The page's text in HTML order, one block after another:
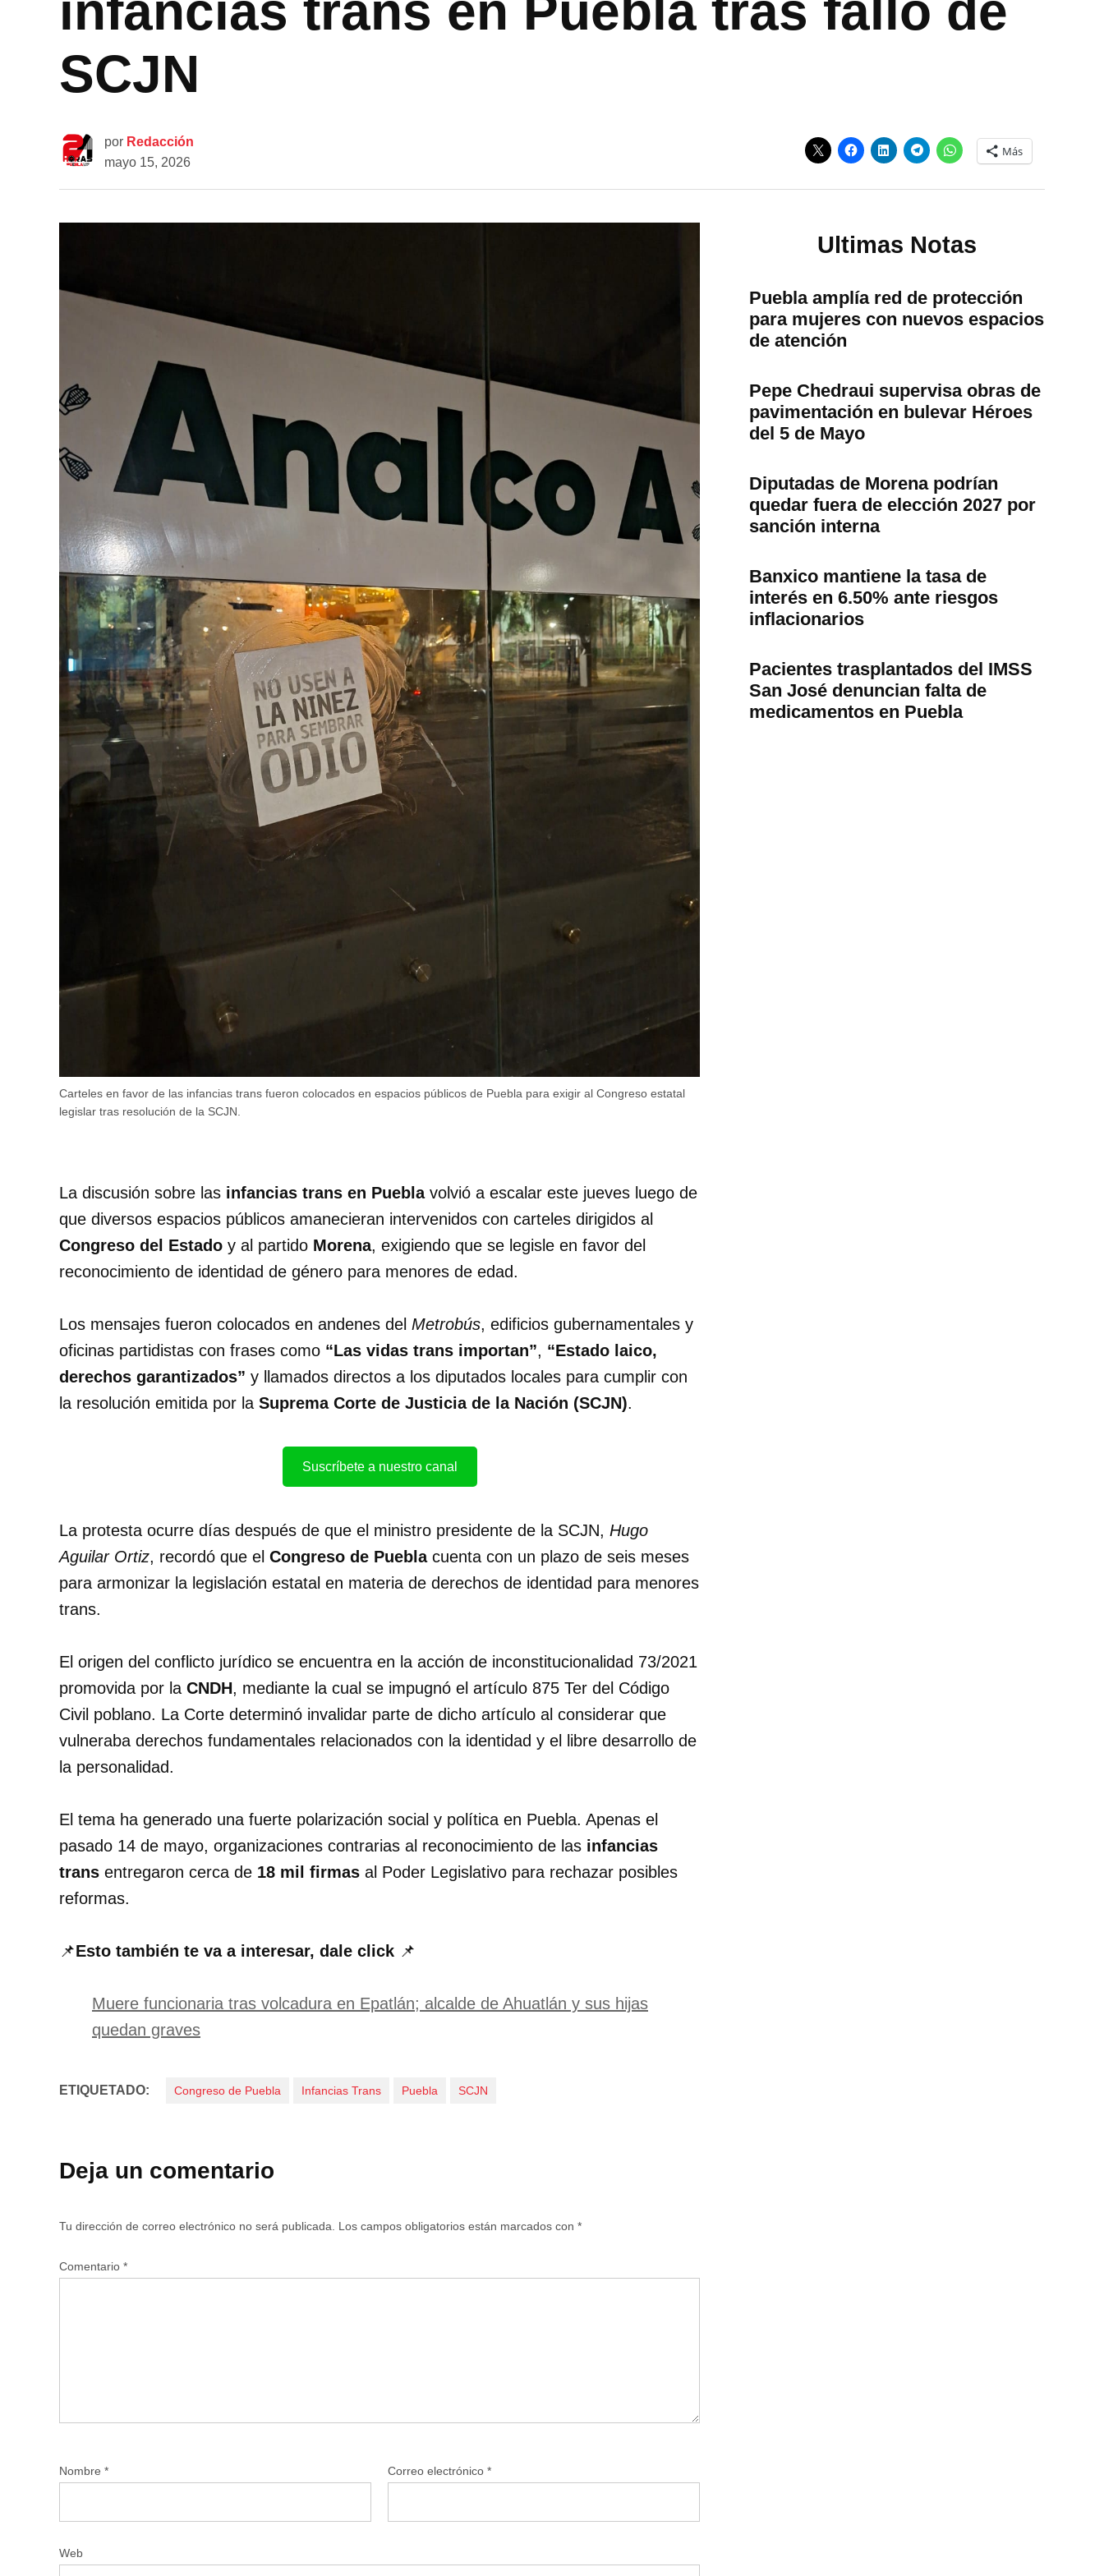
SCJN
por Redacción
mayo 15, 2026
Más
Carteles en favor de las infancias trans fueron colocados en espacios públicos de Puebla para exigir al Congreso estatal
legislar tras resolución de la SCJN.
La discusión sobre las infancias trans en Pueblavolvió a escalar este jueves luego de
que diversos espacios públicos amanecieran intervenidos con carteles dirigidos al
Congreso del Estado y al partido Morena, exigiendo que se legisle en favor del
reconocimiento de identidad de género para menores de edad.
Los mensajes fueron colocados en andenes del Metrobús, edificios gubernamentales y
oficinas partidistas con frases como “Las vidas trans importan”, “Estado laico,
derechos garantizados” y llamados directos a los diputados locales para cumplir con
la resolución emitida por la Suprema Corte de Justicia de la Nación (SCJN).
Suscríbete a nuestro canal
La protesta ocurre días después de que el ministro presidente de la SCJN, Hugo
Aguilar Ortiz, recordó que el Congreso de Pueblacuenta con un plazo de seis meses
para armonizar la legislación estatal en materia de derechos de identidad para menores
trans.
El origen del conflicto jurídico se encuentra en la acción de inconstitucionalidad 73/2021
promovida por la CNDH, mediante la cual se impugnó el artículo 875 Ter del Código
Civil poblano. La Corte determinó invalidar parte de dicho artículo al considerar que
vulneraba derechos fundamentales relacionados con la identidad y el libre desarrollo de
la personalidad.
El tema ha generado una fuerte polarización social y política en Puebla. Apenas el
pasado 14 de mayo, organizaciones contrarias al reconocimiento de las infancias
trans entregaron cerca de 18 mil firmas al Poder Legislativo para rechazar posibles
reformas.
📌Esto también te va a interesar, dale click 📌
Muere funcionaria tras volcadura en Epatlán; alcalde de Ahuatlán y sus hijas
quedan graves
ETIQUETADO: Congreso de Puebla Infancias Trans Puebla SCJN
Deja un comentario
Tu dirección de correo electrónico no será publicada. Los campos obligatorios están marcados con *
Comentario *
Nombre * Correo electrónico *
Web
Ultimas Notas
Puebla amplía red de protección
para mujeres con nuevos espacios
de atención
Pepe Chedraui supervisa obras de
pavimentación en bulevar Héroes
del 5 de Mayo
Diputadas de Morena podrían
quedar fuera de elección 2027 por
sanción interna
Banxico mantiene la tasa de
interés en 6.50% ante riesgos
inflacionarios
Pacientes trasplantados del IMSS
San José denuncian falta de
medicamentos en Puebla